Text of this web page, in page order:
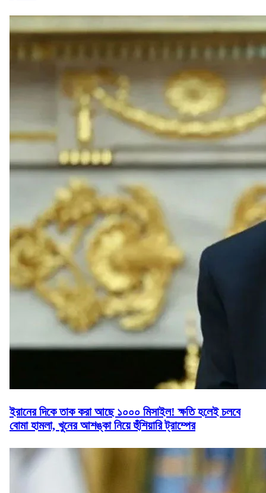
ইরানের দিকে তাক করা আছে ১০০০ মিসাইল! ক্ষতি হলেই চলবে
বোমা হামলা, খুনের আশঙ্কা নিয়ে হুঁশিয়ারি ট্রাম্পের